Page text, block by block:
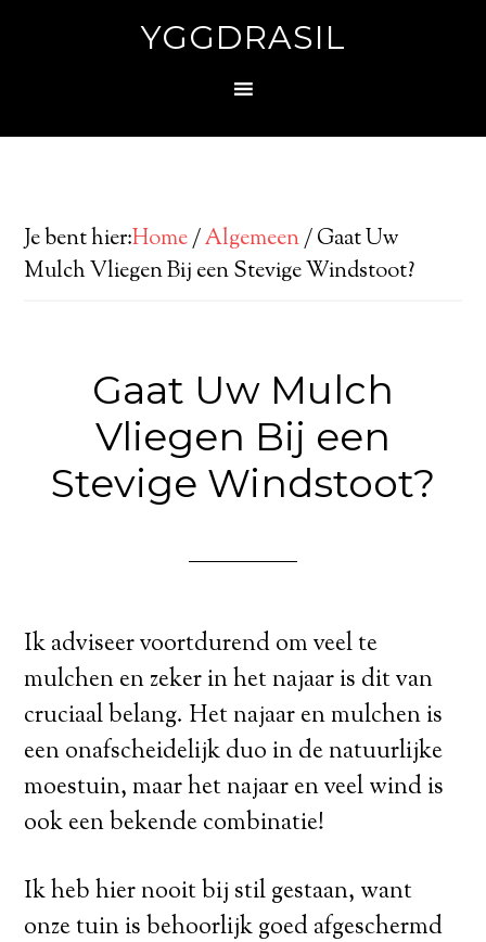
YGGDRASIL
Je bent hier:Home/Algemeen/Gaat Uw
Mulch Vliegen Bij een Stevige Windstoot?
Gaat Uw Mulch
Vliegen Bij een
Stevige Windstoot?
Ik adviseer voortdurend om veel te
mulchen en zeker in het najaar is dit van
cruciaal belang. Het najaar en mulchen is
een onafscheidelijk duo in de natuurlijke
moestuin, maar het najaar en veel wind is
ook een bekende combinatie!
Ik heb hier nooit bij stil gestaan, want
onze tuin is behoorlijk goed afgeschermd